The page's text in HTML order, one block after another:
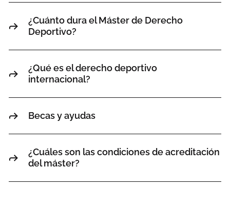
¿Cuánto dura el Máster de Derecho
Deportivo?
¿Qué es el derecho deportivo
internacional?
Becas y ayudas
¿Cuáles son las condiciones de acreditación
del máster?